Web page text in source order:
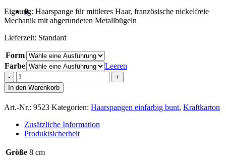
0
Eignung: Haarspange für mittleres Haar, französische nickelfreie
Mechanik mit abgerundeten Metallbügeln
Lieferzeit: Standard
Form
Farbe
Leeren
Haarspange,
einfarbiges
Furnierholz
mit
fein
abgesetztem
Akzent,
Schließe
8cm
Menge
In den Warenkorb
Art.-Nr.: 9523 Kategorien: Haarspangen einfarbig bunt, Kraftkarton
Zusätzliche Information
Produktsicherheit
Größe 8 cm